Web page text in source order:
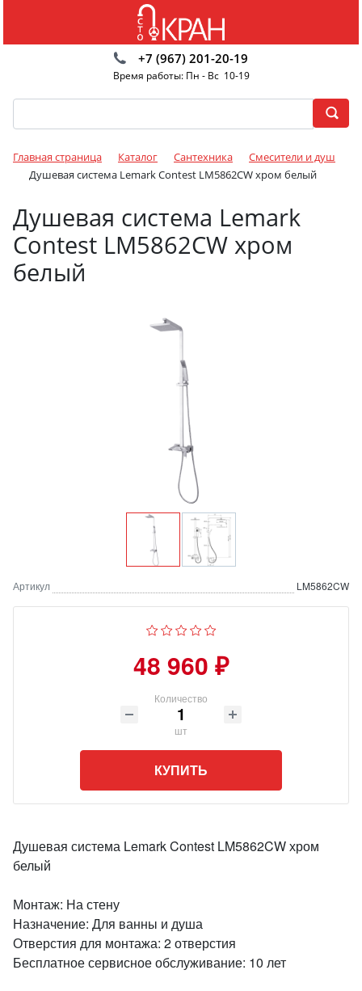
+7 (967) 201-20-19
Время работы: Пн - Вс 10-19
Главная страница Каталог Сантехника
Смесители и душ
Душевая система Lemark Contest LM5862CW хром белый
Душевая система Lemark
Contest LM5862CW хром
белый
Артикул LM5862CW
48 960 ₽
Количество
шт
КУПИТЬ
Душевая система Lemark Contest LM5862CW хром
белый
Монтаж: На стену
Назначение: Для ванны и душа
Отверстия для монтажа: 2 отверстия
Бесплатное сервисное обслуживание: 10 лет